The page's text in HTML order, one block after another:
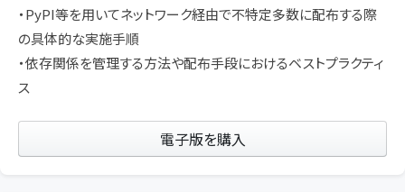
・PyPI等を用いてネットワーク経由で不特定多数に配布する際
の具体的な実施手順
・依存関係を管理する方法や配布手段におけるベストプラクティ
ス
電子版を購入